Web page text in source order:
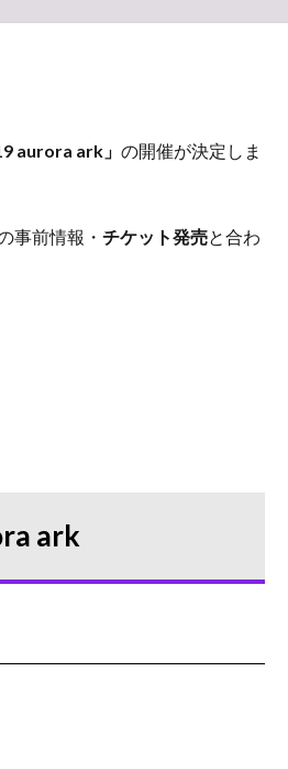
aurora ark」 の開催が決定しま
事前情報・ チケット発売と合わ
ark